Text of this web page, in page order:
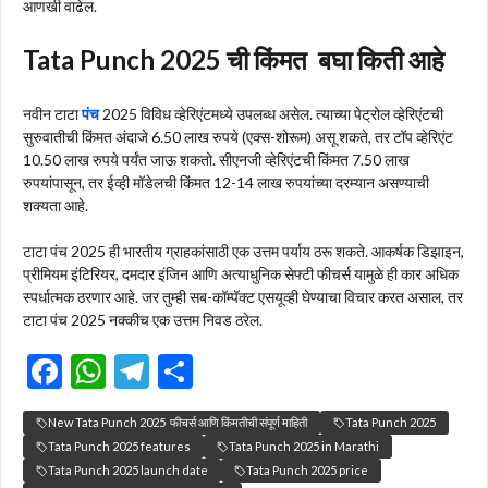
आणखी वाढेल.
Tata Punch 2025 ची किंमत बघा किती आहे
नवीन टाटापंच2025 विविध व्हेरिएंटमध्ये उपलब्ध असेल. त्याच्या पेट्रोल व्हेरिएंटची
सुरुवातीची किंमत अंदाजे 6.50 लाख रुपये (एक्स-शोरूम) असू शकते, तर टॉप व्हेरिएंट
10.50 लाख रुपये पर्यंत जाऊ शकतो. सीएनजी व्हेरिएंटची किंमत 7.50 लाख
रुपयांपासून, तर ईव्ही मॉडेलची किंमत 12-14 लाख रुपयांच्या दरम्यान असण्याची
शक्यता आहे.
टाटा पंच 2025 ही भारतीय ग्राहकांसाठी एक उत्तम पर्याय ठरू शकते. आकर्षक डिझाइन,
प्रीमियम इंटिरियर, दमदार इंजिन आणि अत्याधुनिक सेफ्टी फीचर्स यामुळे ही कार अधिक
स्पर्धात्मक ठरणार आहे. जर तुम्ही सब-कॉम्पॅक्ट एसयूव्ही घेण्याचा विचार करत असाल, तर
टाटा पंच 2025 नक्कीच एक उत्तम निवड ठरेल.
F
ac
e
b
W
h
at
s
T
el
e
gr
h
ar
e
New Tata Punch 2025 फीचर्स आणि किंमतीची संपूर्ण माहिती
Tata Punch 2025
Tata Punch 2025 features
Tata Punch 2025 in Marathi
Tata Punch 2025 launch date
Tata Punch 2025 price